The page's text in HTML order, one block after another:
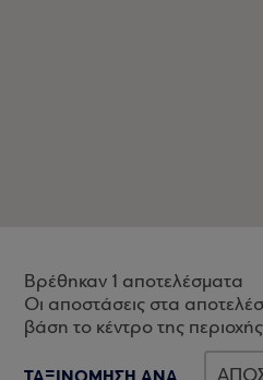
Βρέθηκαν 1 αποτελέσματα
Οι αποστάσεις στα
βάση το κέντρο της